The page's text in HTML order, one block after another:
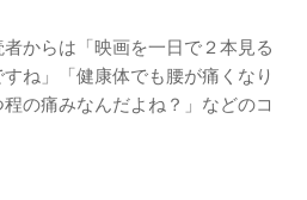
からは「映画を一日で２本見る
ね」「健康体でも腰が痛くなり
の痛みなんだよね？」などのコ